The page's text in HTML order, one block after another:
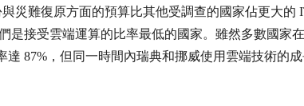
災難復原方面的預算比其他受調查的國家佔更大的
是接受雲端運算的比率最低的國家。雖然多數國家
87%，但同一時間內瑞典和挪威使用雲端技術的成